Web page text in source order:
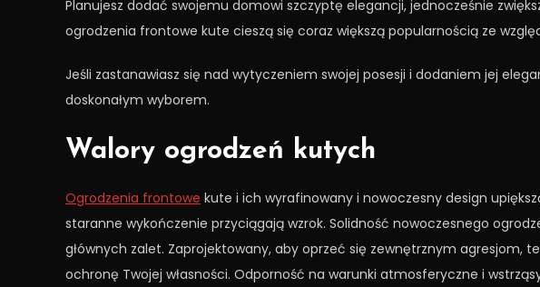
Planujesz dodać swojemu domowi szczyptę elegancji, jednocześnie
ogrodzenia frontowe kute cieszą się coraz większą popularnością ze
Jeśli zastanawiasz się nad wytyczeniem swojej posesji i dodaniem jej
doskonałym wyborem.
Walory ogrodzeń kutych
Ogrodzenia frontowe kute i ich wyrafinowany i nowoczesny design
staranne wykończenie przyciągają wzrok. Solidność nowoczesnego
głównych zalet. Zaprojektowany, aby oprzeć się zewnętrznym agresjom,
ochronę Twojej własności. Odporność na warunki atmosferyczne i